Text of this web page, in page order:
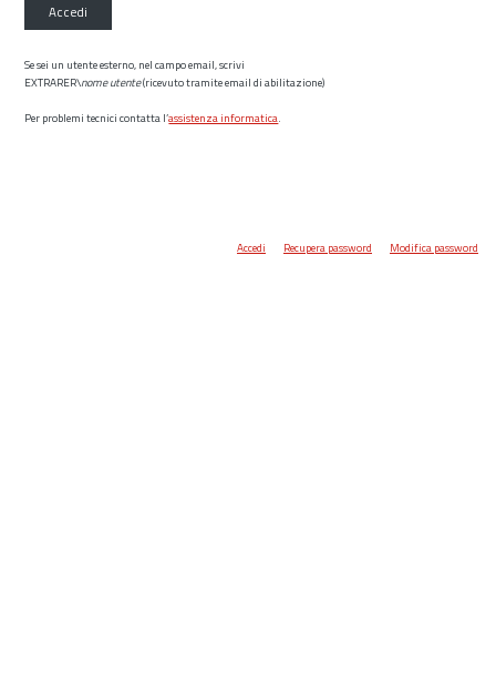
Accedi
Se sei un utente esterno, nel campo email, scrivi
EXTRARER\nome utente(ricevuto tramite email di abilitazione)
Per problemi tecnici contatta l’assistenza informatica.
Accedi Recupera password Modifica password